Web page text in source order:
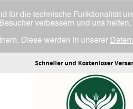
Schneller und Kostenloser
für die technische Funktionalität
verbessern und uns
Diese werden in unserer
einverstanden bist.